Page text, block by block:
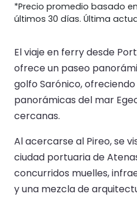
*Precio promedio basado
últimos 30 días. Última
El viaje en ferry desde
ofrece un paseo
golfo Sarónico,
panorámicas del mar
cercanas.
Al acercarse al Pireo, se
ciudad portuaria de
concurridos muelles,
y una mezcla de